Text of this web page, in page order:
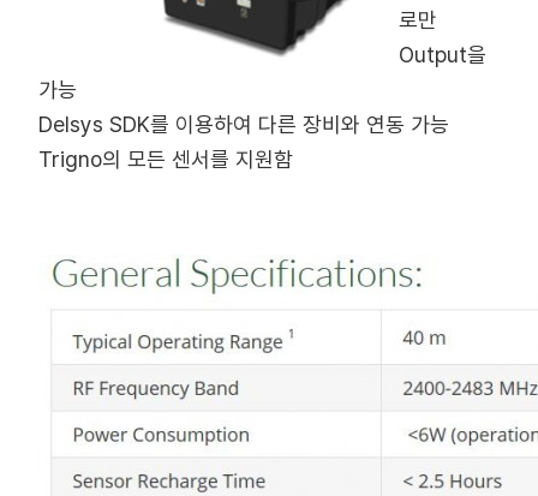
로만
Output을
가능
Delsys SDK를 이용하여 다른 장비와 연동 가능
Trigno의 모든 센서를 지원함